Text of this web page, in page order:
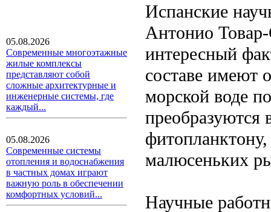
05.08.2026
Современные многоэтажные
жилые комплексы
представляют собой
сложные архитектурные и
инженерные системы, где
каждый...
05.08.2026
Современные системы
отопления и водоснабжения
в частных домах играют
важную роль в обеспечении
комфортных условий...
Испанские
Антонио
интересный
составе имеют
морской воде
преобразуются
малюсеньких
Научные